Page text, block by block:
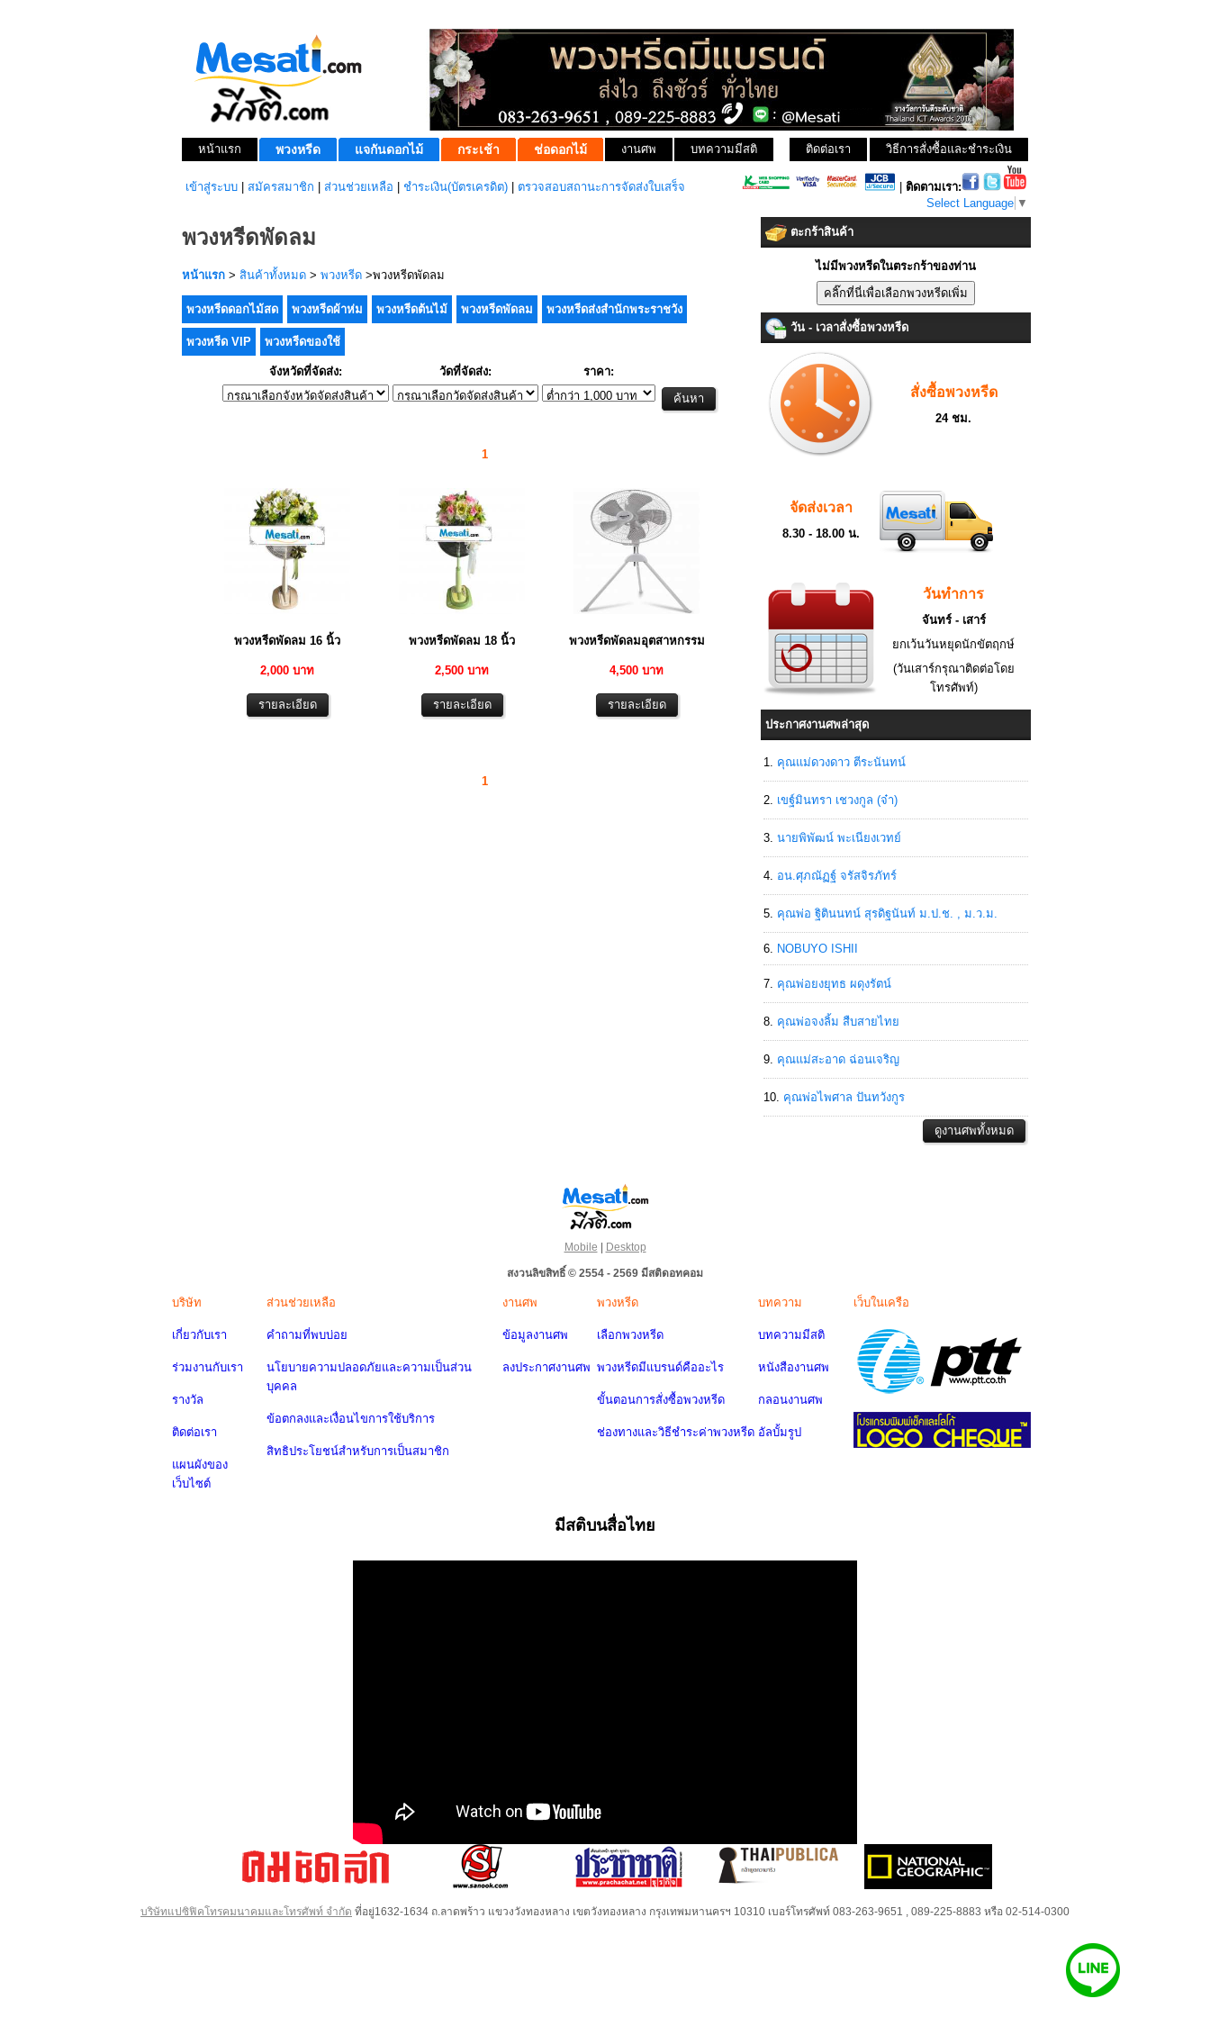
หน้าแรก พวงหรีด แจกันดอกไม้ กระเช้า ช่อดอกไม้ งานศพ บทความมีสติ วิธีการสั่งซื้อและชำระเงิน
ติดต่อเรา
เข้าสู่ระบบ สมัครสมาชิก ส่วนช่วยเหลือ ชำระเงิน(บัตรเครดิต) ตรวจสอบสถานะการจัดส่งใบเสร็จ
ติดตามเรา:
Select Language ▼
พวงหรีดพัดลม
หน้าแรก > สินค้าทั้งหมด > พวงหรีด >พวงหรีดพัดลม
พวงหรีดดอกไม้สด พวงหรีดผ้าห่ม พวงหรีดต้นไม้ พวงหรีดพัดลม พวงหรีดส่งสำนักพระราชวัง
พวงหรีด VIP พวงหรีดของใช้
จังหวัดที่จัดส่ง: วัดที่จัดส่ง: ราคา:
1
พวงหรีดพัดลม 16 นิ้ว
2,000 บาท
พวงหรีดพัดลม 18 นิ้ว
2,500 บาท
พวงหรีดพัดลมอุตสาหกรรม
4,500 บาท
1
ตะกร้าสินค้า
ไม่มีพวงหรีดในตระกร้าของท่าน
วัน - เวลาสั่งซื้อพวงหรีด
สั่งซื้อพวงหรีด
24 ชม.
จัดส่งเวลา
8.30 - 18.00 น.
วันทำการ
จันทร์ - เสาร์
ยกเว้นวันหยุดนักขัตฤกษ์
(วันเสาร์กรุณาติดต่อโดย
โทรศัพท์)
ประกาศงานศพล่าสุด
คุณแม่ดวงดาว ตีระนันทน์
เขฐ์มินทรา เชวงกูล (จ๋า)
นายพิพัฒน์ พะเนียงเวทย์
อน.ศุภณัฏฐ์ จรัสจิรภัทร์
คุณพ่อ ฐิตินนทน์ สุรดิฐนันท์ ม.ป.ช. , ม.ว.ม.
NOBUYO ISHII
คุณพ่อยงยุทธ ผดุงรัตน์
คุณพ่อจงลิ้ม สืบสายไทย
คุณแม่สะอาด ฉ่อนเจริญ
คุณพ่อไพศาล ปันทวังกูร
Mobile | Desktop
สงวนลิขสิทธิ์ © 2554 - 2569 มีสติดอทคอม
บริษัท
เกี่ยวกับเรา
ร่วมงานกับเรา
รางวัล
ติดต่อเรา
แผนผังของ
เว็บไซต์
ส่วนช่วยเหลือ
คำถามที่พบบ่อย
นโยบายความปลอดภัยและความเป็นส่วน
บุคคล
ข้อตกลงและเงื่อนไขการใช้บริการ
สิทธิประโยชน์สำหรับการเป็นสมาชิก
งานศพ
ข้อมูลงานศพ
ลงประกาศงานศพ
พวงหรีด
เลือกพวงหรีด
พวงหรีดมีแบรนด์คืออะไร
ขั้นตอนการสั่งซื้อพวงหรีด
ช่องทางและวิธีชำระค่าพวงหรีด
บทความ
บทความมีสติ
หนังสืองานศพ
กลอนงานศพ
อัลบั้มรูป
เว็บในเครือ
มีสติบนสื่อไทย
บริษัทแปซิฟิคโทรคมนาคมและโทรศัพท์ จำกัด ที่อยู่1632-1634 ถ.ลาดพร้าว แขวงวังทองหลาง เขตวังทองหลาง กรุงเทพมหานครฯ 10310 เบอร์โทรศัพท์ 083-263-9651 , 089-225-8883 หรือ 02-514-0300